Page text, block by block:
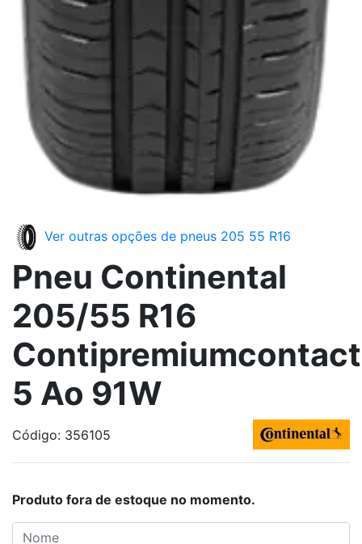
Ver outras opções de pneus 205 55 R16
Pneu Continental
205/55 R16
Contipremiumcontact
5 Ao 91W
Código: 356105
Produto fora de estoque no momento.